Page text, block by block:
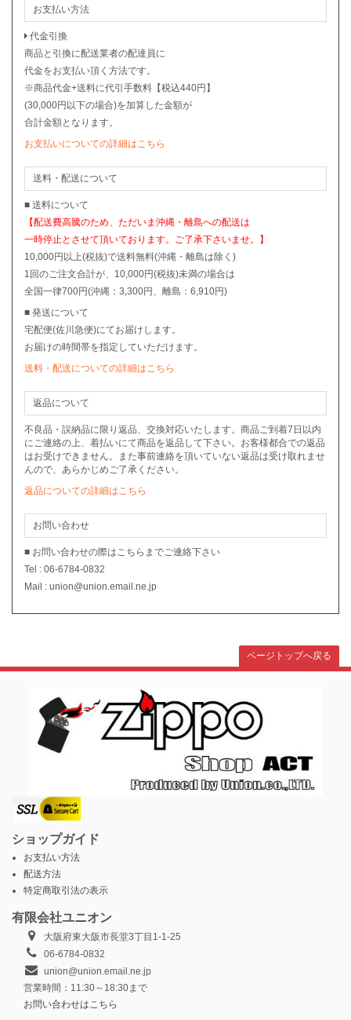
お支払い方法
代金引換
商品と引換に配送業者の配達員に
代金をお支払い頂く方法です。
※商品代金+送料に代引手数料【税込440円】
(30,000円以下の場合)を加算した金額が
合計金額となります。
お支払いについての詳細はこちら
送料・配送について
■ 送料について
【配送費高騰のため、ただいま沖縄・離島への配送は
一時停止とさせて頂いております。ご了承下さいませ。】
10,000円以上(税抜)で送料無料(沖縄・離島は除く)
1回のご注文合計が、10,000円(税抜)未満の場合は
全国一律700円(沖縄：3,300円、離島：6,910円)
■ 発送について
宅配便(佐川急便)にてお届けします。
お届けの時間帯を指定していただけます。
送料・配送についての詳細はこちら
返品について
不良品・誤納品に限り返品、交換対応いたします。商品ご到着7日以内
にご連絡の上、着払いにて商品を返品して下さい。お客様都合での返品
はお受けできません。また事前連絡を頂いていない返品は受け取れませ
んので、あらかじめご了承ください。
返品についての詳細はこちら
お問い合わせ
■ お問い合わせの際はこちらまでご連絡下さい
Tel : 06-6784-0832
Mail : union@union.email.ne.jp
ページトップへ戻る
ショップガイド
お支払い方法
配送方法
特定商取引法の表示
有限会社ユニオン
大阪府東大阪市長堂3丁目1-1-25
06-6784-0832
union@union.email.ne.jp
営業時間：11:30～18:30まで
お問い合わせはこちら